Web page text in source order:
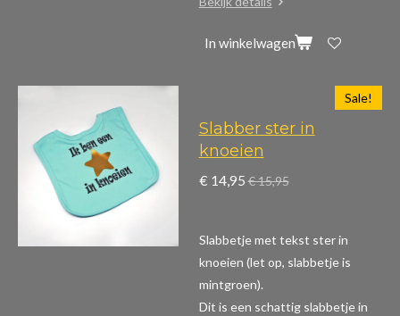
In winkelwagen
Sale!
Slabber ster in
knoeien
€ 14,95 € 15,95
Slabbetje met tekst ster in
knoeien (let op, slabbetje is
mintgroen).
Dit is een schattig slabbetje in